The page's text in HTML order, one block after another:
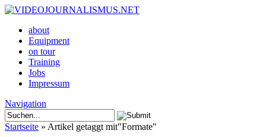
about
Equipment
on tour
Training
Jobs
Impressum
Navigation
Startseite » Artikel getaggt mit"Formate"